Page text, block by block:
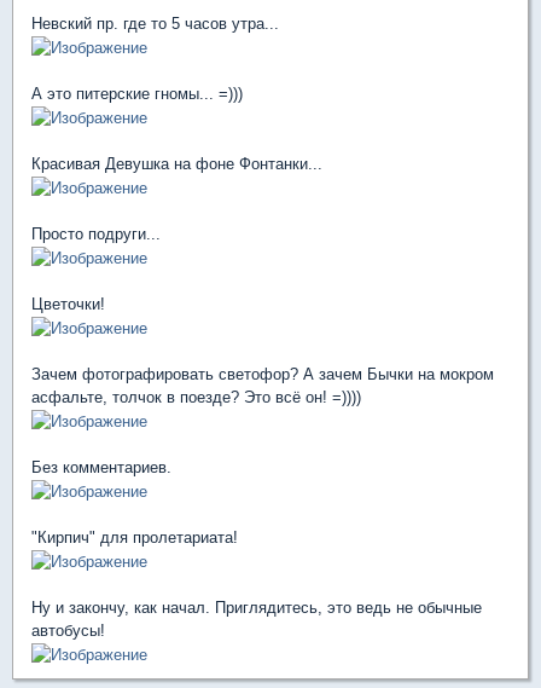
Невский пр. где то 5 часов утра...
А это питерские гномы... =)))
Красивая Девушка на фоне Фонтанки...
Просто подруги...
Цветочки!
Зачем фотографировать светофор? А зачем Бычки на мокром
асфальте, толчок в поезде? Это всё он! =))))
Без комментариев.
"Кирпич" для пролетариата!
Ну и закончу, как начал. Приглядитесь, это ведь не обычные
автобусы!